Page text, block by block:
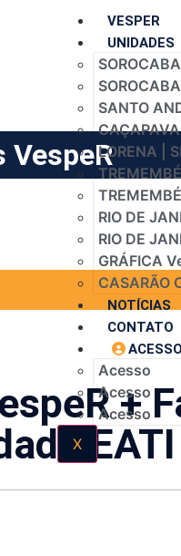
VESPER
UNIDADES
SANTO
LORENA |
RIO DE
RIO DE
GRÁFICA
CASARÃO
NOTÍCIAS
CONTATO
Acesso
Acesso
Acesso
X
VespeR
+
EATI